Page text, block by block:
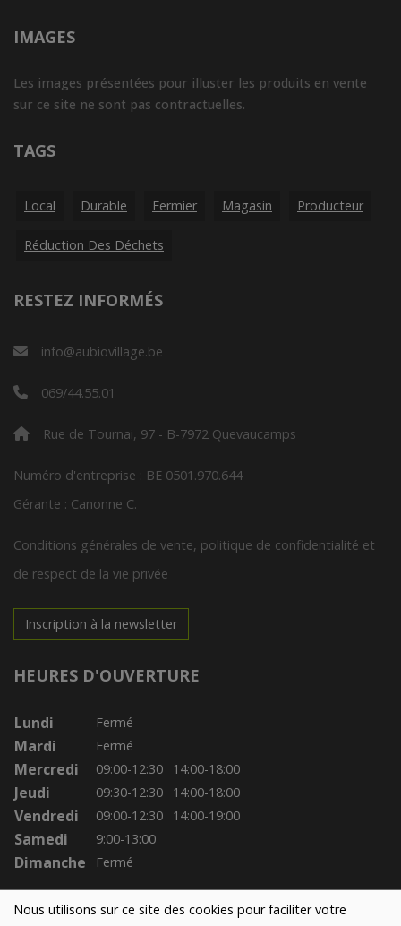
Nous utilisons sur ce site des cookies pour faciliter votre
IMAGES
Les images présentées pour illuster les produits en vente
sur ce site ne sont pas contractuelles.
TAGS
Local Durable Fermier Magasin Producteur
Réduction Des Déchets
RESTEZ INFORMÉS
info@aubiovillage.be
069/44.55.01
Rue de Tournai, 97 - B-7972 Quevaucamps
Numéro d'entreprise : BE 0501.970.644
Gérante : Canonne C.
Conditions générales de vente, politique de confidentialité et
de respect de la vie privée
Inscription à la newsletter
HEURES D'OUVERTURE
Lundi Fermé
Mardi Fermé
Mercredi 09:00-12:30 14:00-18:00
Jeudi 09:30-12:30 14:00-18:00
Vendredi 09:00-12:30 14:00-19:00
Samedi 9:00-13:00
Dimanche Fermé